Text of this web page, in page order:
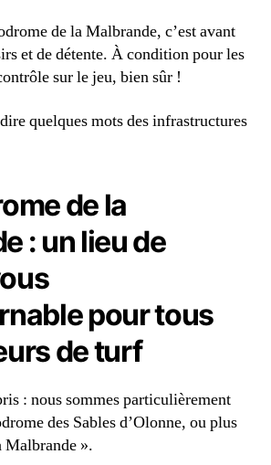
de la Malbrande, c’est avant
et de détente. À condition pour les
sur le jeu, bien sûr !
quelques mots des infrastructures
de la
: un lieu de
pour tous
de turf
: nous sommes particulièrement
des Sables d’Olonne, ou plus
Malbrande ».